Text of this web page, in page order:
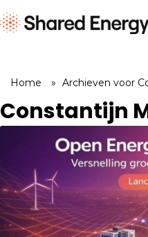
Home » Archieven voor
Constantijn